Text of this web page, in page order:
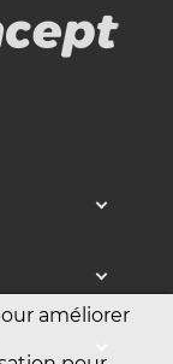
améliorer